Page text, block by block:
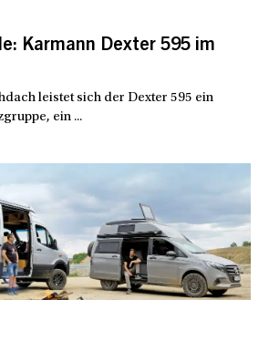
Karmann Dexter 595 im
leistet sich der Dexter 595 ein
ein ...